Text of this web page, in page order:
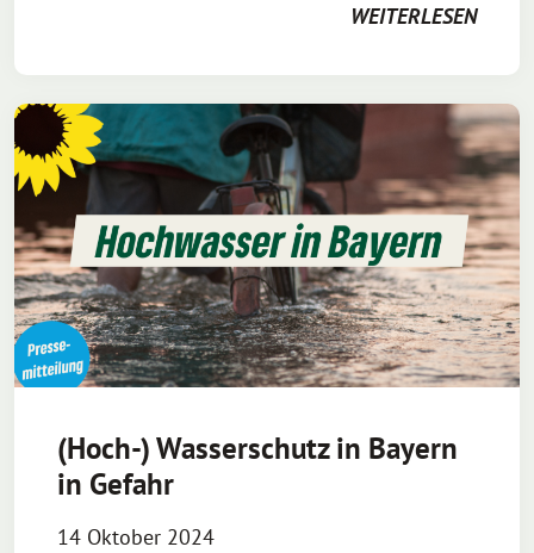
WEITERLESEN
(Hoch-) Wasserschutz in Bayern
in Gefahr
14 Oktober 2024